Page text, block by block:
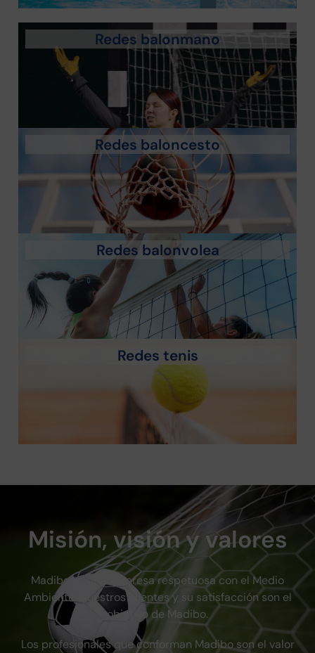
Redes balonmano
Redes baloncesto
Redes balonvolea
Redes tenis
Misión, visión y valores
Madibo es una empresa respetuosa con el Medio
Ambiente. Nuestros clientes y su satisfacción son el
objetivo de Madibo.
Los profesionales que conforman Madibo son el valor